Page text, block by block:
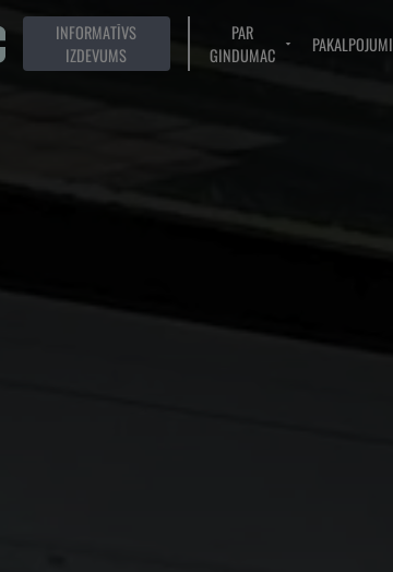
INFORMATĪVS
IZDEVUMS
PAR
GINDUMAC
PAKALPOJUMI